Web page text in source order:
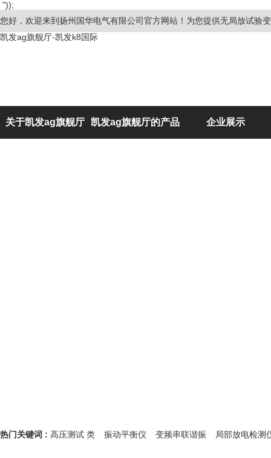
"));
您好，欢迎来到扬州国华电气有限公司官方网站！为您提供无局放试验
凯发ag旗舰厅-凯发k8国际
关于凯发ag旗舰厅 凯发ag旗舰厅的产品 企业展示
热门关键词 : 高压测试 类 振动平衡仪 变频串联谐振 局部放电检测